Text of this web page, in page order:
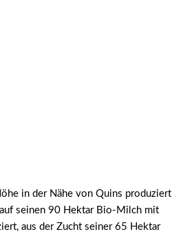
in der Nähe von Quins produziert
auf seinen 90 Hektar Bio-Milch mit
aus der Zucht seiner 65 Hektar